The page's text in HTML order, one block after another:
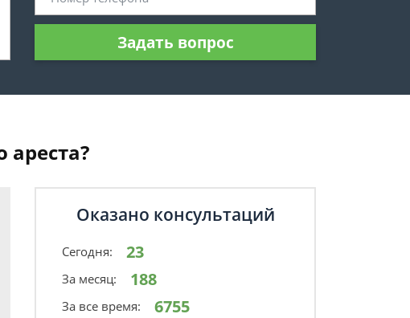
Задать вопрос
ареста?
Оказано консультаций
Сегодня: 23
За месяц: 188
За все время: 6755